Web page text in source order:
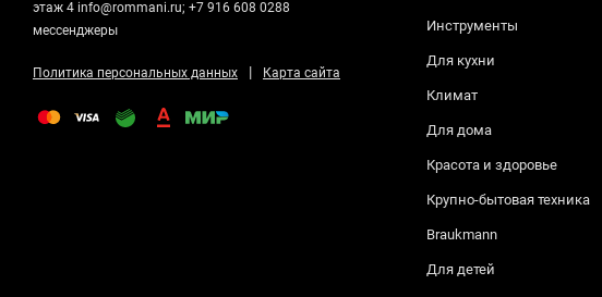
этаж 4 info@rommani.ru; +7 916 608 0288
мессенджеры
Политика персональных данных | Карта сайта
Инструменты
Для кухни
Климат
Для дома
Красота и здоровье
Крупно-бытовая техника
Braukmann
Для детей